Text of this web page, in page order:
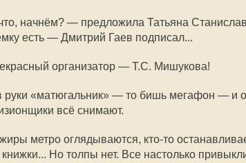
начнём? — предложила Татьяна
есть — Дмитрий Гаев подписал...
организатор — Т.С. Мишукова!
руки «матюгальник» — то бишь мегафон — и
всё снимают.
метро оглядываются, кто-то
книжки... Но толпы нет. Все настолько